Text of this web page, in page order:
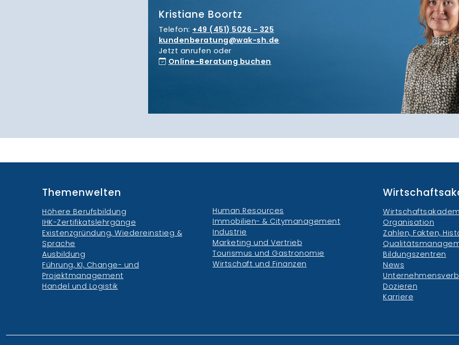
Kristiane Boortz
Telefon: +49 (451) 5026 - 325
kundenberatung
wak-sh.de
Jetzt anrufen oder
Online-Beratung buchen
Themenwelten
Höhere Berufsbildung
IHK-Zertifikatslehrgänge
Existenzgründung, Wiedereinstieg &
Sprache
Ausbildung
Führung, KI, Change- und
Projektmanagement
Handel und Logistik
Human Resources
Immobilien- & Citymanagement
Industrie
Marketing und Vertrieb
Tourismus und Gastronomie
Wirtschaft und Finanzen
Organisation
Zahlen, Fakten,
Bildungszentren
News
Dozieren
Karriere